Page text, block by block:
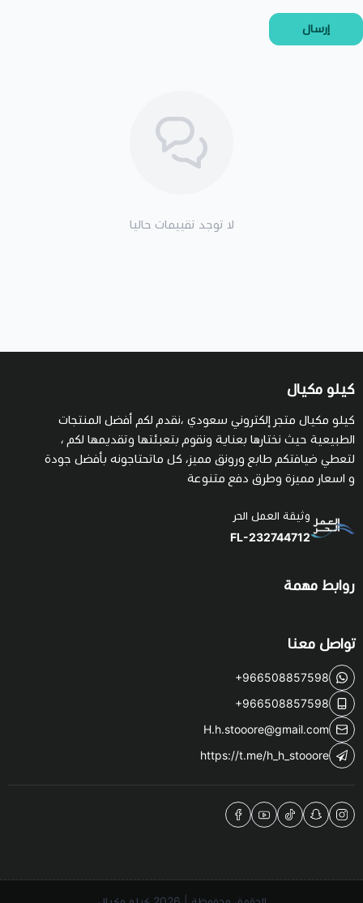
إرسال
لا توجد تقييمات حاليا
كيلو مكيال
كيلو مكيال متجر إلكتروني سعودي ،نقدم لكم أفضل المنتجات
الطبيعية حيث نختارها بعناية ونقوم بتعبئتها وتقديمها لكم ،
لتعطي ضيافتكم طابع ورونق مميز، كل ماتحتاجونه بأفضل جودة
و اسعار مميزة وطرق دفع متنوعة
وثيقة العمل الحر
FL-232744712
روابط مهمة
تواصل معنا
+966508857598
+966508857598
H.h.stooore@gmail.com
https://t.me/h_h_stooore